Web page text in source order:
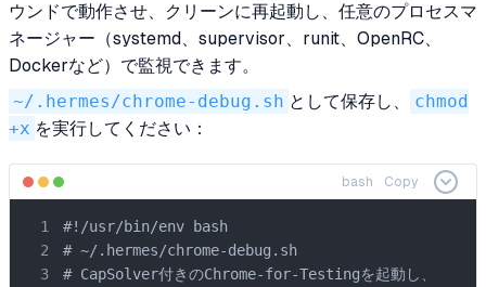
ウンドで動作させ、クリーンに再起動し、任意のプロセスマ
ネージャー（systemd、supervisor、runit、OpenRC、
Dockerなど）で監視できます。
~/.hermes/chrome-debug.sh として保存し、
chmod
+x を実行してください：
bash Copy
#!/usr/bin/env bash
# ~/.hermes/chrome-debug.sh
# CapSolver付きのChrome-for-Testingを起動し、